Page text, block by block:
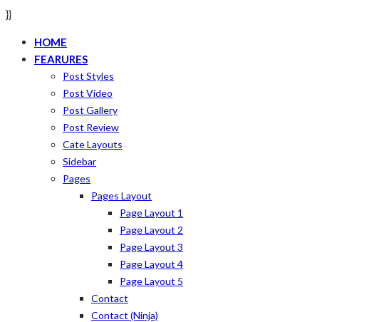
}}
HOME
FEARURES
Post Styles
Post Video
Post Gallery
Post Review
Cate Layouts
Sidebar
Pages
Pages Layout
Page Layout 1
Page Layout 2
Page Layout 3
Page Layout 4
Page Layout 5
Contact
Contact (ninja)